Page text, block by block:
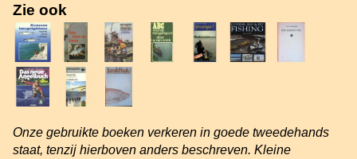
Zie ook
Onze gebruikte boeken verkeren in goede tweedehands
staat, tenzij hierboven anders beschreven. Kleine